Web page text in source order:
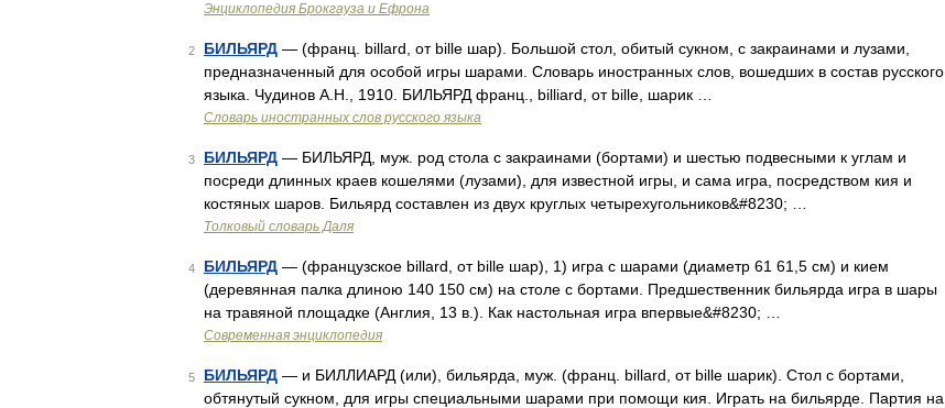
Энциклопедия Брокгауза и Ефрона
2 БИЛЬЯРД — (франц. billard, от bille шар). Большой стол, обитый сукном, с закраинами и лузами,
предназначенный для особой игры шарами. Словарь иностранных слов, вошедших в состав русского
языка. Чудинов А.Н., 1910. БИЛЬЯРД франц., billiard, от bille, шарик …
Словарь иностранных слов русского языка
3 БИЛЬЯРД — БИЛЬЯРД, муж. род стола с закраинами (бортами) и шестью подвесными к углам и
посреди длинных краев кошелями (лузами), для известной игры, и сама игра, посредством кия и
костяных шаров. Бильярд составлен из двух круглых четырехугольников&#8230; …
Толковый словарь Даля
4 БИЛЬЯРД — (французское billard, от bille шар), 1) игра с шарами (диаметр 61 61,5 см) и кием
(деревянная палка длиною 140 150 см) на столе с бортами. Предшественник бильярда игра в шары
на травяной площадке (Англия, 13 в.). Как настольная игра впервые&#8230; …
Современная энциклопедия
5 БИЛЬЯРД — и БИЛЛИАРД (или), бильярда, муж. (франц. billard, от bille шарик). Стол с бортами,
обтянутый сукном, для игры специальными шарами при помощи кия. Играть на бильярде. Партия на